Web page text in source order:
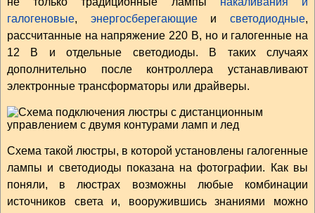
галогеновые, энергосберегающиеисветодиодные,
рассчитанные на напряжение 220 В, но и галогенные на
12 В и отдельные светодиоды. В таких случаях
дополнительно после контроллера устанавливают
электронные трансформаторы или драйверы.
Схема такой люстры, в которой установлены галогенные
лампы и светодиоды показана на фотографии. Как вы
поняли, в люстрах возможны любые комбинации
источников света и, вооружившись знаниями можно